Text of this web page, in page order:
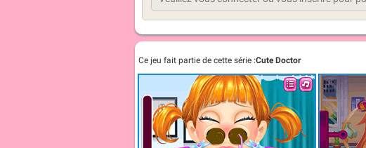
Ce jeu fait partie de cette série :Cute Doctor